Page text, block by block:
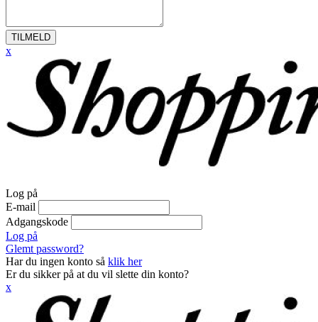
TILMELD
x
Log på
E-mail
Adgangskode
Log på
Glemt password?
Har du ingen konto så klik her
Er du sikker på at du vil slette din konto?
x